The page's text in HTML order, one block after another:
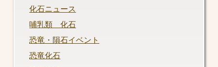
化石ニュース
哺乳類 化石
恐竜・隕石イベント
恐竜化石